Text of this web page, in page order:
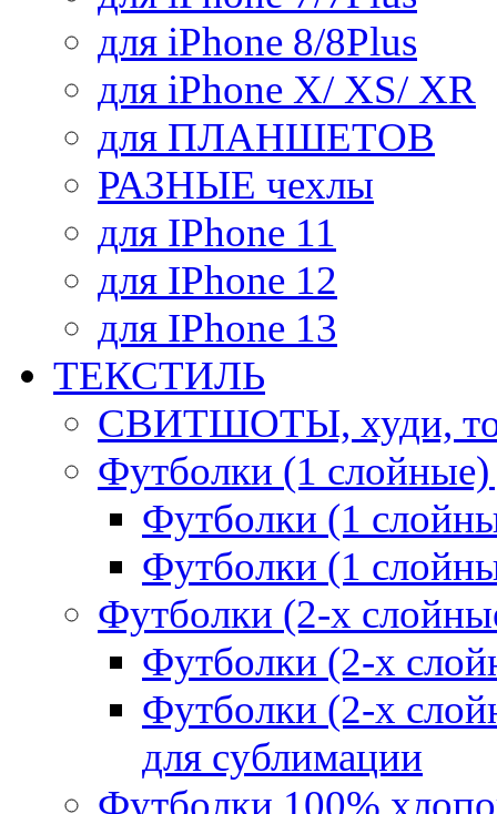
для iPhone 8/8Plus
для iPhone X/ XS/ XR
для ПЛАНШЕТОВ
РАЗНЫЕ чехлы
для IPhone 11
для IPhone 12
для IPhone 13
ТЕКСТИЛЬ
СВИТШОТЫ, худи,
Футболки (1
Футболки (1
Футболки (1
Футболки (2-х
Футболки (2-х
Футболки (2-х
для сублимации
Футболки 100%